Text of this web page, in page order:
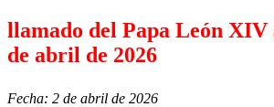
llamado del Papa León XIV
de abril de 2026
Fecha: 2 de abril de 2026